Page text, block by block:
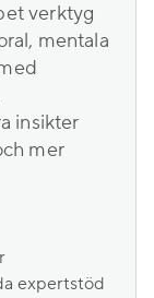
verktyg
mentala
insikter
mer
expertstöd